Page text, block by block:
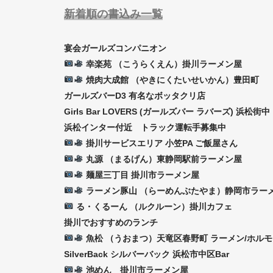
新着順の書込み一覧
宴会ガールズコンパニオン
幸楽苑 （こうらくえん）掛川ラーメン屋
焼肉大成館 （やきにくたいせいかん）豊田町
ガールズバーD3 有名なボッタクリ店
Girls Bar LOVERS (ガールズバー ラバーズ) 浜松街中
浜松インター付近 トラック運転手募集中
掛川サービスエリア 小笠PA ご飯屋さん
丸源 （まるげん）東静岡駅前ラーメン屋
麺屋三丁目 掛川市ラーメン屋
ラーメン豚山 （らーめんぶたやま）静岡市ラー
る・くるーん （ルクルーン）掛川カフェ
掛川でおすすめのランチ
魚松 （うおまつ）天竜区春野町 ラーメン/ホル
SilverBack シルバーバック 浜松市中区Bar
池めん 掛川市ラーメン屋